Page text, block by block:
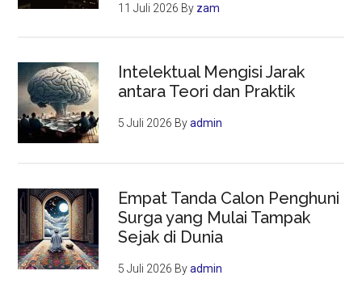
11 Juli 2026 By zam
Intelektual Mengisi Jarak
antara Teori dan Praktik
5 Juli 2026 Byadmin
Empat Tanda Calon Penghuni
Surga yang Mulai Tampak
Sejak di Dunia
5 Juli 2026 Byadmin